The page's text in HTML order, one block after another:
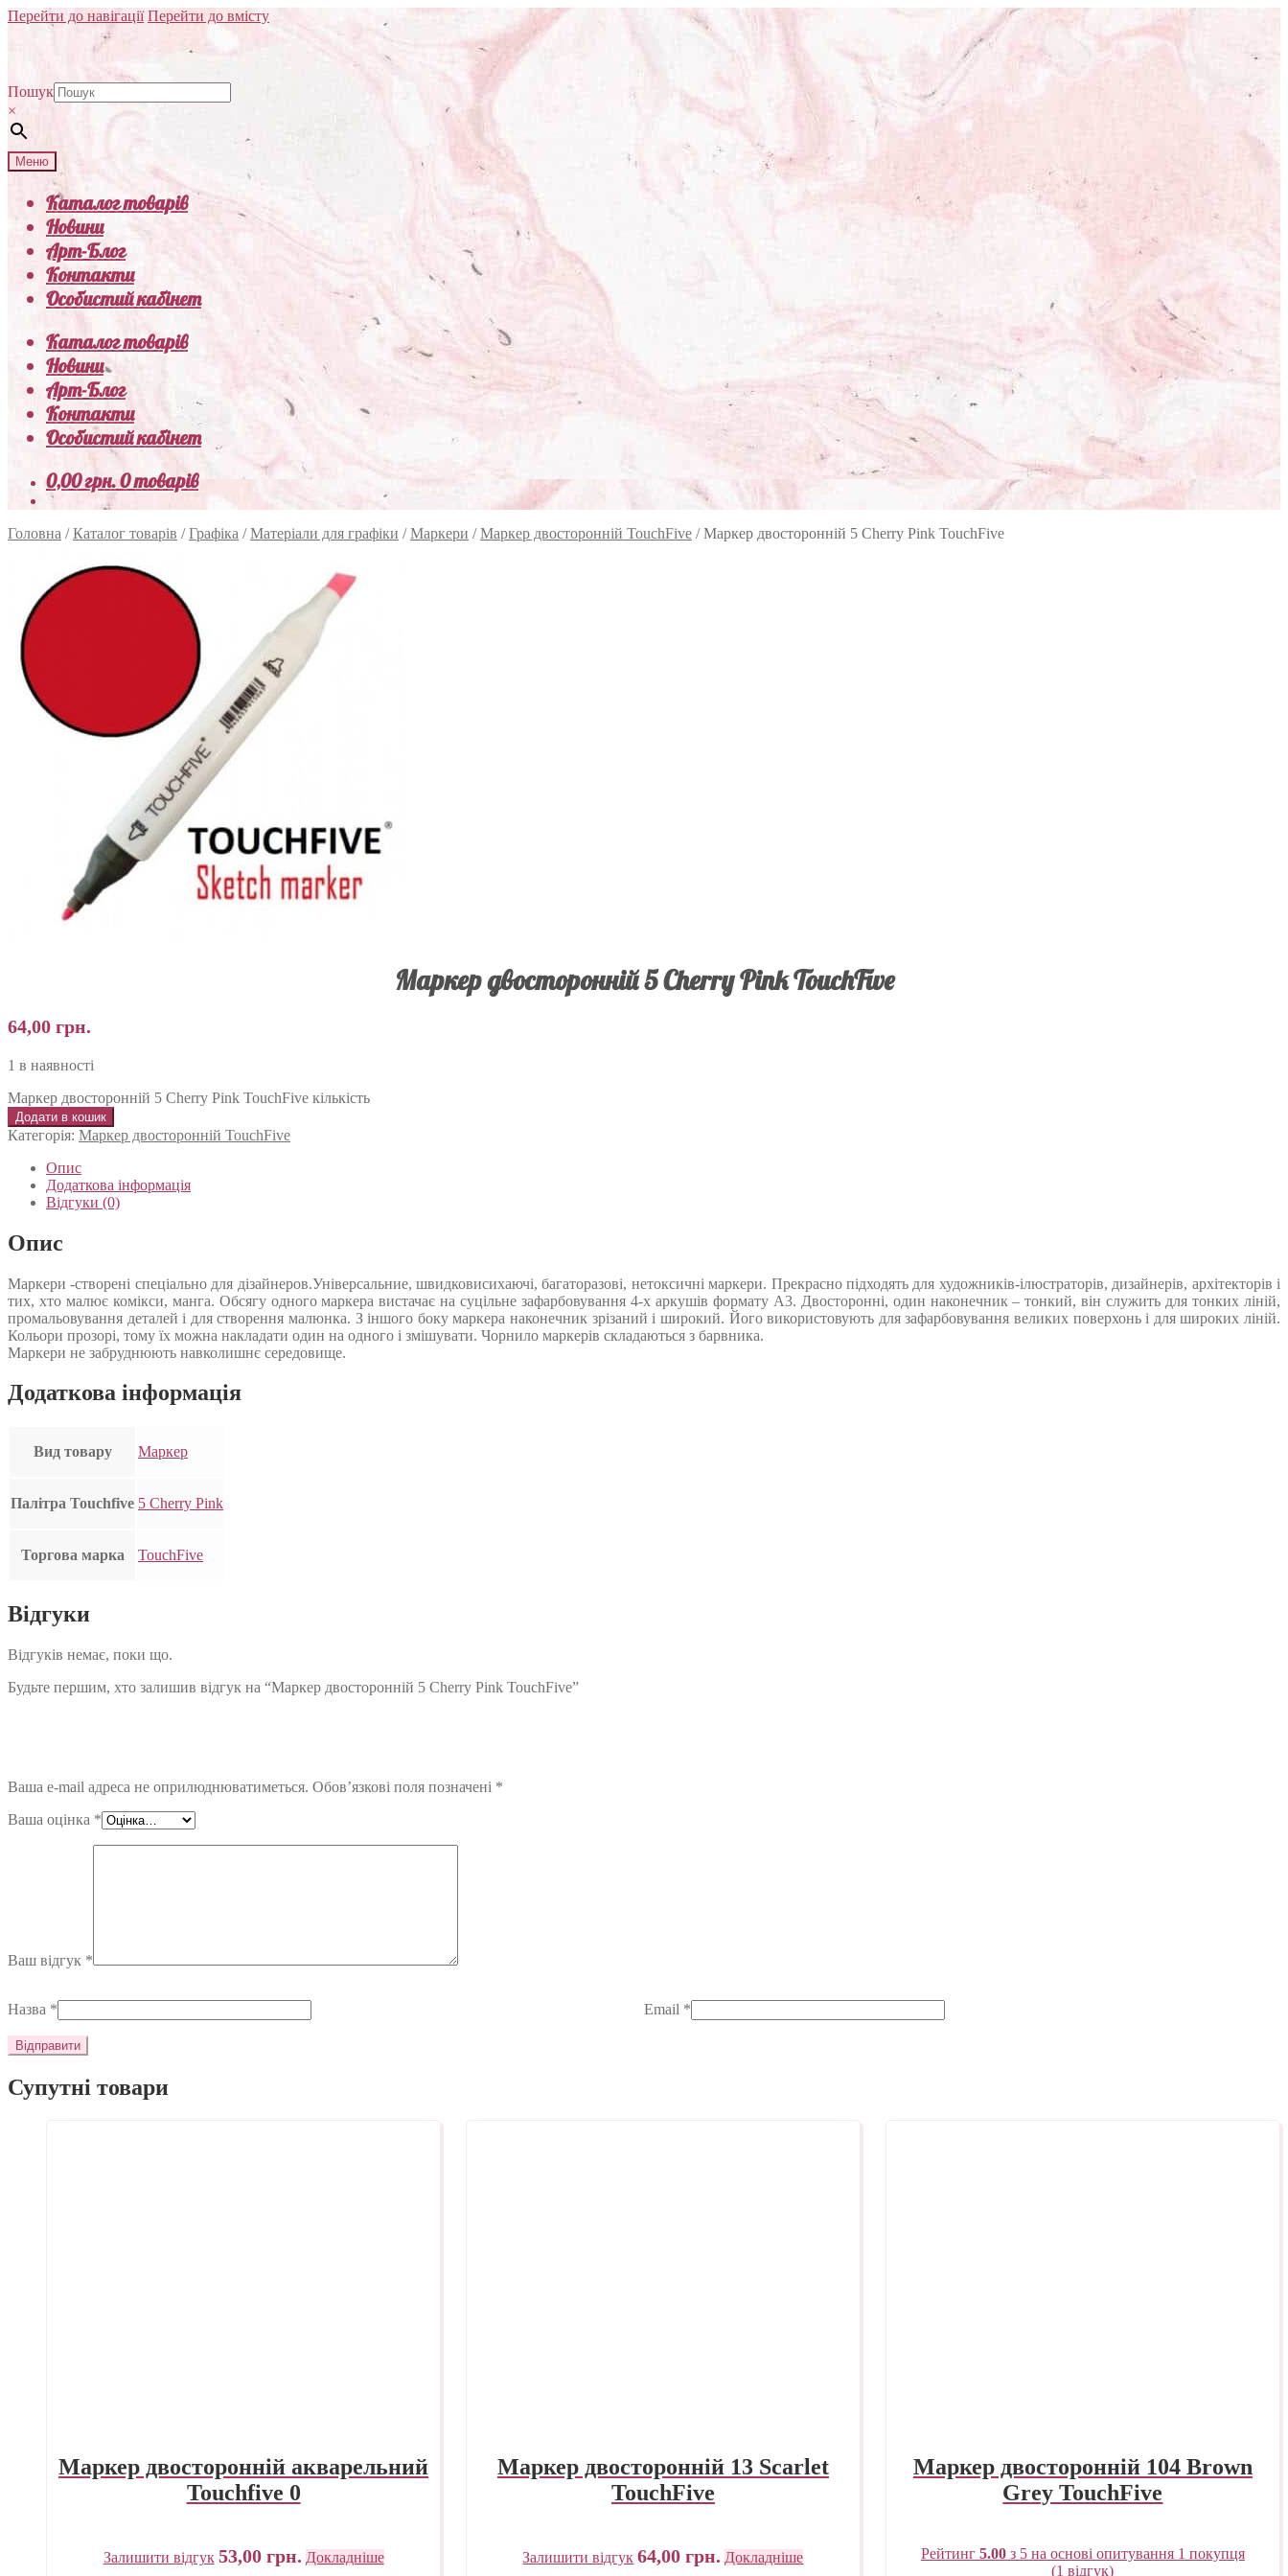
Перейти до навігації Перейти до вмісту
Пошук
×
Меню
Каталог товарів
Новини
Арт-Блог
Контакти
Особистий кабінет
Каталог товарів
Новини
Арт-Блог
Контакти
Особистий кабінет
0,00грн.0 товарів
Головна /Каталог товарів /Графіка /Матеріали для графіки /Маркери /Маркер двосторонній TouchFive /Маркер двосторонній 5 Cherry Pink TouchFive
Маркер двосторонній 5 Cherry Pink TouchFive
64,00 грн.
1 в наявності
Маркер двосторонній 5 Cherry Pink TouchFive кількість
Додати в кошик
Категорія: Маркер двосторонній TouchFive
Опис
Додаткова інформація
Відгуки (0)
Опис
Маркери -створені спеціально для дізайнеров.Універсальние, швидковисихаючі, багаторазові, нетоксичні маркери. Прекрасно підходять для художників-ілюстраторів, дизайнерів, архітекторів і
тих, хто малює комікси, манга. Обсягу одного маркера вистачає на суцільне зафарбовування 4-х аркушів формату А3. Двосторонні, один наконечник – тонкий, він служить для тонких ліній,
промальовування деталей і для створення малюнка. З іншого боку маркера наконечник зрізаний і широкий. Його використовують для зафарбовування великих поверхонь і для широких ліній.
Кольори прозорі, тому їх можна накладати один на одного і змішувати. Чорнило маркерів складаються з барвника.
Маркери не забруднюють навколишнє середовище.
Додаткова інформація
Вид товару Маркер
Палітра Touchfive 5 Cherry Pink
Торгова марка TouchFive
Відгуки
Відгуків немає, поки що.
Будьте першим, хто залишив відгук на “Маркер двосторонній 5 Cherry Pink TouchFive”
Ваша e-mail адреса не оприлюднюватиметься. Обов’язкові поля позначені *
Ваша оцінка *
Ваш відгук *
Назва * Email *
Супутні товари
Маркер двосторонній акварельний
Touchfive 0
Залишити відгук 53,00 грн. Докладніше
Маркер двосторонній 13 Scarlet
TouchFive
Залишити відгук 64,00грн. Докладніше
Маркер двосторонній 104 Brown
Grey TouchFive
Рейтинг 5.00з 5 на основі опитування 1 покупця
(1 відгук)